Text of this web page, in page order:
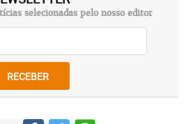
selecionadas pelo nosso editor
RECEBER